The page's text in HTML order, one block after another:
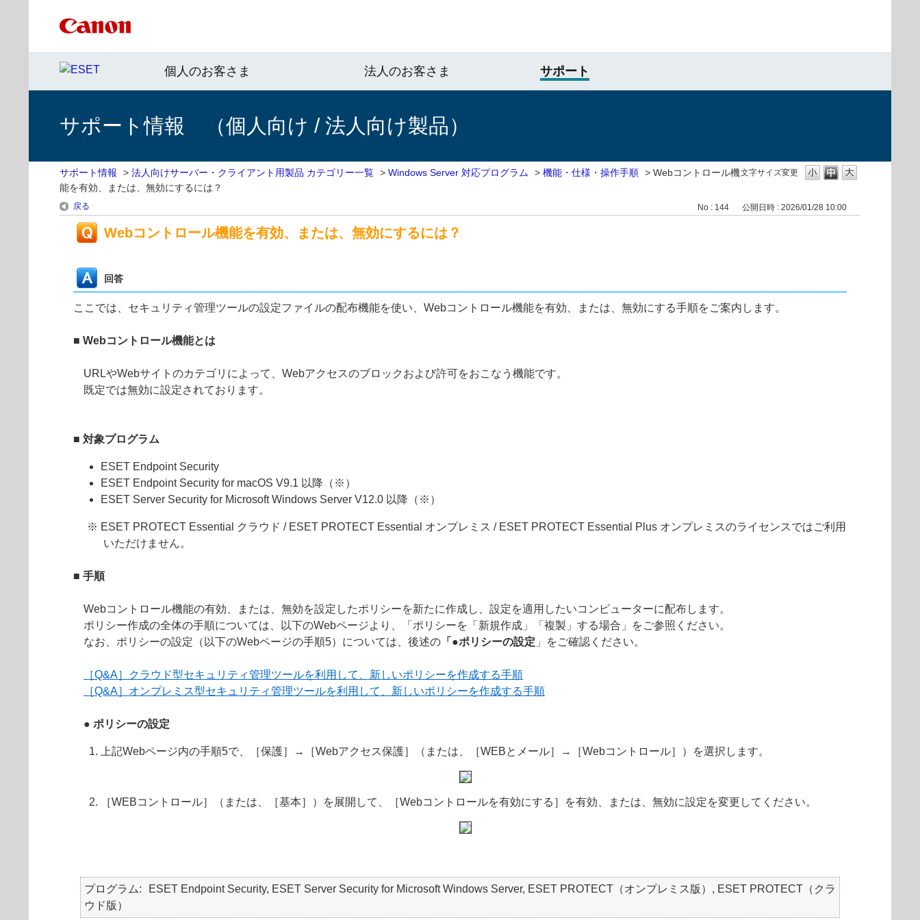
個人のお客さま 法人のお客さま サポート
サポート情報 （個人向け / 法人向け製品）
文字サイズ変更
サポート情報 > 法人向けサーバー・クライアント用製品 カテゴリー一覧 > Windows Server 対応プログラム > 機能・仕様・操作手順 > Webコントロール機
能を有効、または、無効にするには？
戻る No : 144 公開日時 : 2026/01/28 10:00
Webコントロール機能を有効、または、無効にするには？
回答
ここでは、セキュリティ管理ツールの設定ファイルの配布機能を使い、Webコントロール機能を有効、または、無効にする手順をご案内します。
■ Webコントロール機能とは
URLやWebサイトのカテゴリによって、Webアクセスのブロックおよび許可をおこなう機能です。
既定では無効に設定されております。
■ 対象プログラム
ESET Endpoint Security
ESET Endpoint Security for macOS V9.1 以降（※）
ESET Server Security for Microsoft Windows Server V12.0 以降（※）
※ ESET PROTECT Essential クラウド / ESET PROTECT Essential オンプレミス / ESET PROTECT Essential Plus オンプレミスのライセンスではご利用
いただけません。
■ 手順
Webコントロール機能の有効、または、無効を設定したポリシーを新たに作成し、設定を適用したいコンピューターに配布します。
ポリシー作成の全体の手順については、以下のWebページより、「ポリシーを「新規作成」「複製」する場合」をご参照ください。
なお、ポリシーの設定（以下のWebページの手順5）については、後述の 「●ポリシーの設定 」をご確認ください。
［Q&A］クラウド型セキュリティ管理ツールを利用して、新しいポリシーを作成する手順
［Q&A］オンプレミス型セキュリティ管理ツールを利用して、新しいポリシーを作成する手順
● ポリシーの設定
上記Webページ内の手順5で、［保護］→［Webアクセス保護］（または、［WEBとメール］→［Webコントロール］）を選択します。
［WEBコントロール］（または、［基本］）を展開して、［Webコントロールを有効にする］を有効、または、無効に設定を変更してください。
プログラム
ESET Endpoint Security, ESET Server Security for Microsoft Windows Server, ESET PROTECT（オンプレミス版）, ESET PROTECT（クラ
ウド版）